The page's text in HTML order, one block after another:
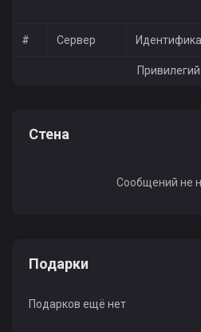
# Сервер
Стена
Сообщений не
Подарки
Подарков ещё нет